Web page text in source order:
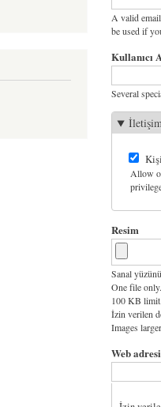
A valid
be used if
Kullanıcı
Several
Allow
Resim
Sanal
One file only.
100 KB limit.
İzin verilen
Images
Web adresi